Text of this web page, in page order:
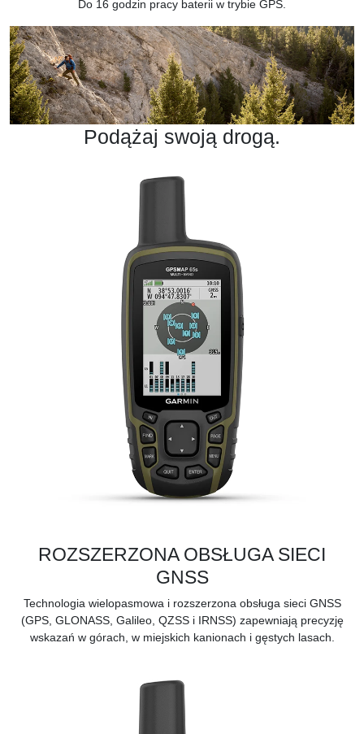
Do 16 godzin pracy baterii w trybie GPS.
Podążaj swoją drogą.
ROZSZERZONA OBSŁUGA SIECI
GNSS
Technologia wielopasmowa i rozszerzona obsługa sieci GNSS
(GPS, GLONASS, Galileo, QZSS i IRNSS) zapewniają precyzję
wskazań w górach, w miejskich kanionach i gęstych lasach.